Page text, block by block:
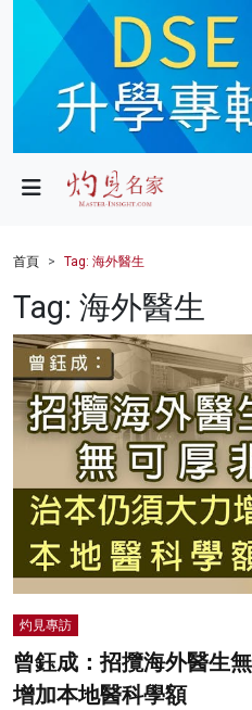
政局
財經
健康
商業
科技
名家榜
灼見活動
首頁 Tag: 海外醫生
Tag: 海外醫生
灼見專訪
曾鈺成：招攬海外醫生
增加本地醫科學額